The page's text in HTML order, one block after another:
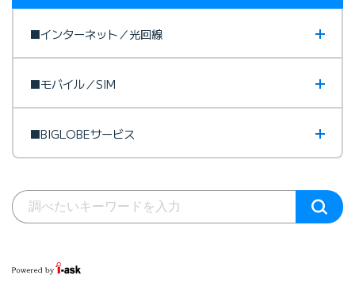
■インターネット／光回線
■モバイル／SIM
■BIGLOBEサービス